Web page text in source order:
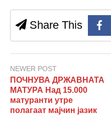
Share This
NEWER POST
ПОЧНУВА ДРЖАВНАТА
МАТУРА Над 15.000
матуранти утре
полагаат мајчин јазик